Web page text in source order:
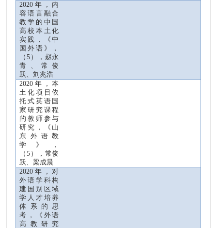
2020 年，内
容语言融合
教学的中国
高校本土化
实践，《中
国外语》，
（5 ），赵永
青、常俊
跃、刘兆浩
2020 年，本
土化项目依
托式英语国
家研究课程
的教师参与
研究，《山
东外语教
学》，
（5 ），常俊
跃、梁成晨
2020 年，对
外语学科构
建国别区域
学人才培养
体系的思
考，《外语
高教研究